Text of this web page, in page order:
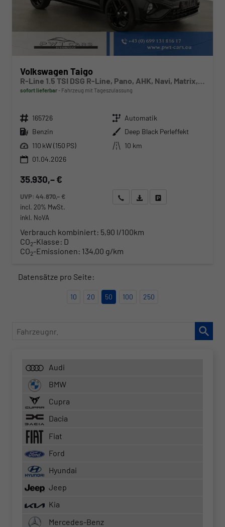
Volkswagen Taigo
sofort lieferbar Fahrzeug mit Tageszulassung
Fahrzeugnr. 165726 Getriebe Automatik
Kraftstoff Benzin Außenfarbe Deep Black Perleffekt
Leistung 110 kW (150 PS) Kilometerstand
10 km
01.04.2026
35.930,– €
UVP:44.870,– €
incl. 20% MwSt.
inkl. NoVA
Wir rufen Sie anAngebot drucken (PDF)
Verbrauch kombiniert: 5,90 l/100km
CO2-Klasse: D
CO2-Emissionen: 134,00 g/km
Datensätze pro Seite:
10 20 50 100 250
Fahrzeugnr.
Audi
BMW
Cupra
Dacia
Fiat
Ford
Hyundai
Jeep
Kia
Mercedes-Benz